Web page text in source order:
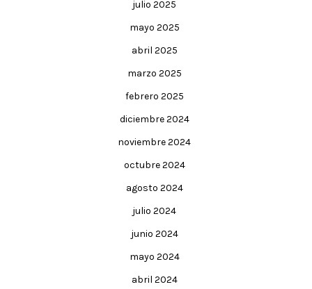
julio 2025
mayo 2025
abril 2025
marzo 2025
febrero 2025
diciembre 2024
noviembre 2024
octubre 2024
agosto 2024
julio 2024
junio 2024
mayo 2024
abril 2024